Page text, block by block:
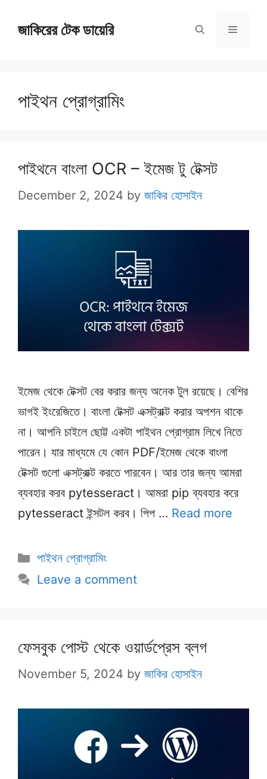
জাকিরের টেক ডায়েরি Menu
পাইথন প্রোগ্রামিং
পাইথনে বাংলা OCR – ইমেজ টু টেক্সট
December 2, 2024 by জাকির হোসাইন
ইমেজ থেকে টেক্সট বের করার জন্য অনেক টুল রয়েছে। বেশির
ভাগই ইংরেজিতে। বাংলা টেক্সট এক্সট্রাক্ট করার অপশন থাকে
না। আপনি চাইলে ছোট্ট একটা পাইথন প্রোগ্রাম লিখে নিতে
পারেন। যার মাধ্যমে যে কোন PDF/ইমেজ থেকে বাংলা
টেক্সট গুলো এক্সট্রাক্ট করতে পারবেন। আর তার জন্য আমরা
ব্যবহার করব pytesseract। আমরা pip ব্যবহার করে
pytesseract ইন্সটল করব। পিপ … Read more
Categories
পাইথন প্রোগ্রামিং
Leave a comment
ফেসবুক পোস্ট থেকে ওয়ার্ডপ্রেস ব্লগ
November 5, 2024 by জাকির হোসাইন